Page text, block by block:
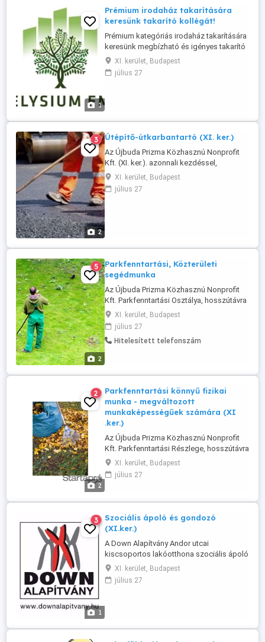
1
Prémium irodaház takarítására
keresünk takarító kollégát!
Prémium kategóriás irodaház takarítására
keresünk megbízható és igényes takarító
kollégát. Olyan munkatársat várunk
csapatunkba, aki precízen végzi a
munkáját, figyel a részletekre, és fontos
...
XI. kerület, Budapest
július 27
2
3 Útépítő-útkarbantartó (XI. ker.)
Az Újbuda Prizma Közhasznú Nonprofit
Kft. (XI. ker.). azonnali kezdéssel,
bejelentett munkaviszonnyal, hosszútávra
tervező, valóban dolgozni akaró
munkaerőt keres az alábbi munkakör
XI. kerület, Budapest
július 27
2
5
Parkfenntartási, Közterületi
segédmunka
Az Újbuda Prizma Közhasznú Nonprofit
Kft. Parkfenntartási Osztálya, hosszútávra
tervező, szolgáltatási munkatársat keres,
azonnali munkakezdéssel, bejelentett
munkaviszonnyal, betanított, közterületi
takarítói, fizikai munkára, napi 8 órás
XI. kerület, Budapest
július 27
Hitelesített telefonszám
2
2
Parkfenntartási könnyű fizikai
munka - megváltozott
munkaképességűek számára (XI
.ker.)
Az Újbuda Prizma Közhasznú Nonprofit
Kft. Parkfenntartási Részlege, hosszútávra
tervező, valóban dolgozni akaró,
megváltozott munkaképességű
szolgáltatási munkatársat keres, azonnali
munkaviszonnyal, betanított, szabadban
végezhető, könnyű fizikai munkára. XI.
kerületi munkavégzés. Részmunkaidős ...
XI. kerület, Budapest
július 27
1
3
Szociális ápoló és gondozó
(XI.ker.)
A Down Alapítvány Andor utcai
kiscsoportos lakóotthona szociális ápoló
és gondozót keres azonnali belépéssel.
Az állásra vonatkozó információk a
következők: - Munkaidő tartama:
kerület, Andor ...
XI. kerület, Budapest
július 27